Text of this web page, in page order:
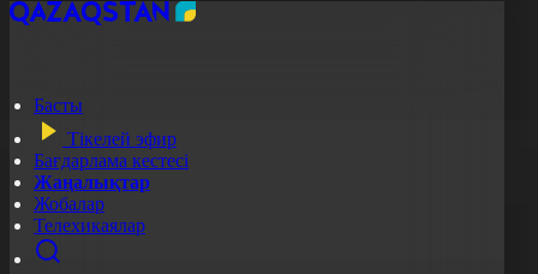
Басты
Тікелей эфир
Бағдарлама кестесі
Жаңалықтар
Жобалар
Телехикаялар